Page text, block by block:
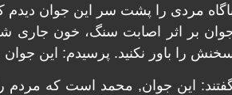
مردی را پشت سر این جوان
بر اثر اصابت سنگ، خون
را باور نکنید. پرسیدم: این
این جوان, محمد است که مردم